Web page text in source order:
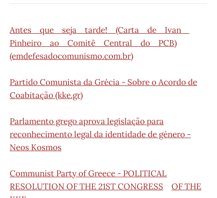
Antes que seja tarde! (Carta de Ivan
Pinheiro ao Comitê Central do PCB)
(emdefesadocomunismo.com.br)
Partido Comunista da Grécia - Sobre o Acordo de
Coabitação (kke.gr)
Parlamento grego aprova legislação para
reconhecimento legal da identidade de género -
Neos Kosmos
Communist Party of Greece - POLITICAL
RESOLUTION OF THE 21ST CONGRESS
OF THE